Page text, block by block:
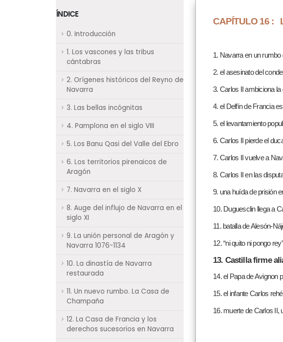
ÍNDICE
0. Introducción
1. Los vascones y las tribus
cántabras
2. Orígenes históricos del Reyno de
Navarra
3. Las bellas incógnitas
4. Pamplona en el siglo VIII
5. Los Banu Qasi del Valle del Ebro
6. Los territorios pirenaicos de
Aragón
7. Navarra en el siglo X
8. Auge del influjo de Navarra en el
siglo XI
9. La unión personal de Aragón y
Navarra 1076-1134
10. La dinastía de Navarra
restaurada
11. Un nuevo rumbo. La Casa de
Champaña
12. La Casa de Francia y los
derechos sucesorios en Navarra
CAPÍTULO 16 :
1. Navarra en un rumbo
2. el asesinato del
3. Carlos II ambiciona
4. el Delfín de Francia
5. el levantamiento
6. Carlos II pierde el
7. Carlos II vuelve a
8. Carlos II en las
9. una huída de prisión
10. Duguesclin llega a
11. batalla de Alesón-
12. “ni quito ni pongo rey”
13. Castilla firme
14. el Papa de Avignon
15. el infante Carlos
16. muerte de Carlos II,